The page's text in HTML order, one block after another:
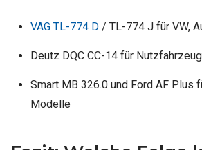
VAG TL-774 D/ TL-774 J für VW,
Deutz DQC CC-14 für
Smart MB 326.0 und Ford AF Plus
Modelle